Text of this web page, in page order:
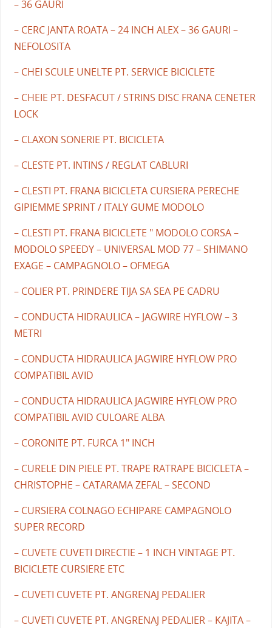
– 36 GAURI
– CERC JANTA ROATA – 24 INCH ALEX – 36 GAURI –
NEFOLOSITA
– CHEI SCULE UNELTE PT. SERVICE BICICLETE
– CHEIE PT. DESFACUT / STRINS DISC FRANA CENETER
LOCK
– CLAXON SONERIE PT. BICICLETA
– CLESTE PT. INTINS / REGLAT CABLURI
– CLESTI PT. FRANA BICICLETA CURSIERA PERECHE
GIPIEMME SPRINT / ITALY GUME MODOLO
– CLESTI PT. FRANA BICICLETE " MODOLO CORSA –
MODOLO SPEEDY – UNIVERSAL MOD 77 – SHIMANO
EXAGE – CAMPAGNOLO – OFMEGA
– COLIER PT. PRINDERE TIJA SA SEA PE CADRU
– CONDUCTA HIDRAULICA – JAGWIRE HYFLOW – 3
METRI
– CONDUCTA HIDRAULICA JAGWIRE HYFLOW PRO
COMPATIBIL AVID
– CONDUCTA HIDRAULICA JAGWIRE HYFLOW PRO
COMPATIBIL AVID CULOARE ALBA
– CORONITE PT. FURCA 1" INCH
– CURELE DIN PIELE PT. TRAPE RATRAPE BICICLETA –
CHRISTOPHE – CATARAMA ZEFAL – SECOND
– CURSIERA COLNAGO ECHIPARE CAMPAGNOLO
SUPER RECORD
– CUVETE CUVETI DIRECTIE – 1 INCH VINTAGE PT.
BICICLETE CURSIERE ETC
– CUVETI CUVETE PT. ANGRENAJ PEDALIER
– CUVETI CUVETE PT. ANGRENAJ PEDALIER – KAJITA –